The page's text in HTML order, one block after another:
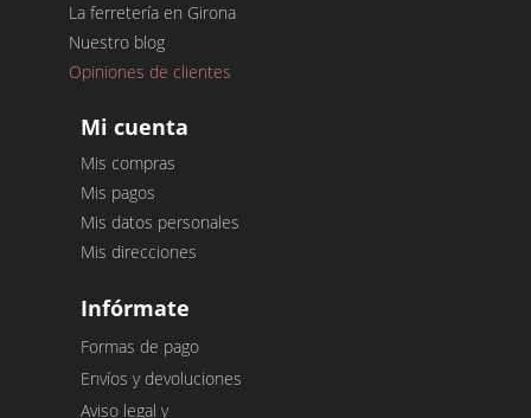
La ferretería en Girona
Nuestro blog
Opiniones de clientes
Mi cuenta
Mis compras
Mis pagos
Mis datos personales
Mis direcciones
Infórmate
Formas de pago
Envíos y devoluciones
Aviso legal y